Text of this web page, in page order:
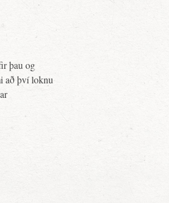
þau og
að því loknu